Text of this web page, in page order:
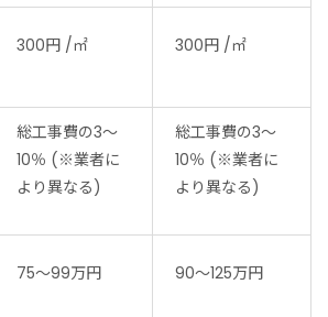
300円 /㎡ 300円 /㎡
総工事費の3〜
10％ (※業者に
より異なる)
総工事費の3〜
10％ (※業者に
より異なる)
75～99万円 90～125万円